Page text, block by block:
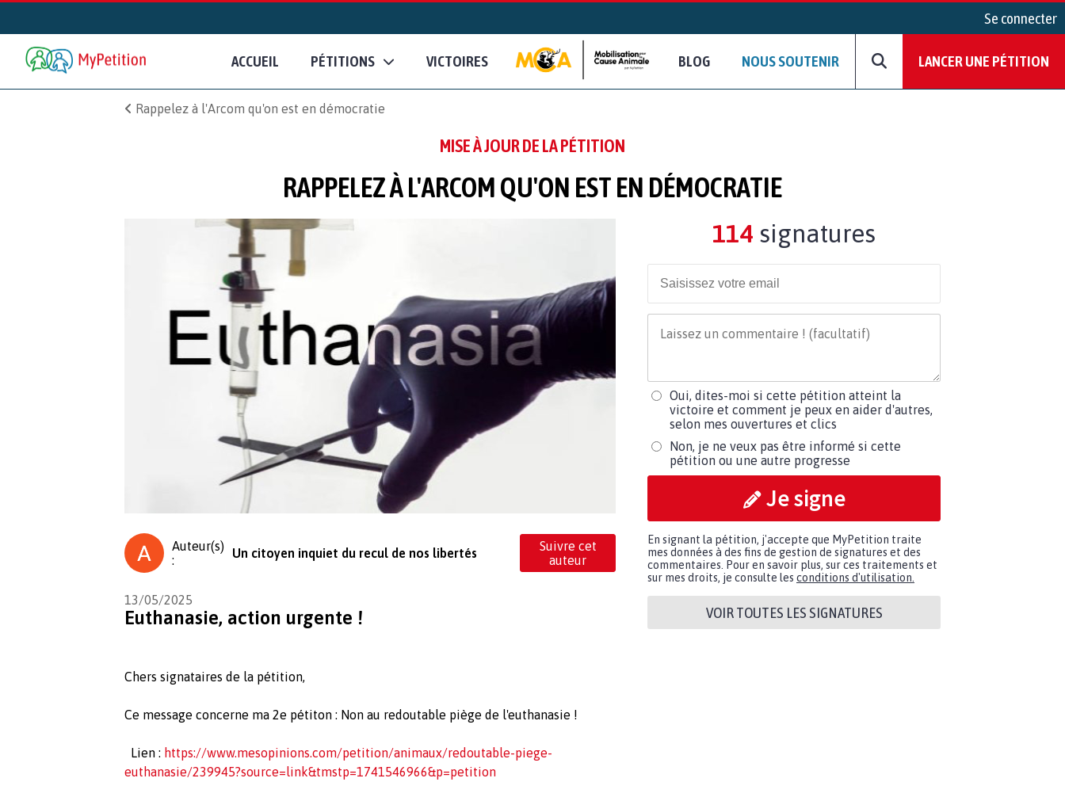
Se connecter
ACCUEIL PÉTITIONS VICTOIRES BLOG NOUS SOUTENIR LANCER UNE PÉTITION
Rappelez à l'Arcom qu'on est en démocratie
MISE À JOUR DE LA PÉTITION
RAPPELEZ À L'ARCOM QU'ON EST EN DÉMOCRATIE
Auteur(s)
:
Un citoyen inquiet du recul de nos libertés
Suivre cet
auteur
13/05/2025
Euthanasie, action urgente !
Chers signataires de la pétition,
Ce message concerne ma 2e pétiton : Non au redoutable piège de l'euthanasie !
Lien : https://www.mesopinions.com/petition/animaux/redoutable-piege-
euthanasie/239945?source=link&tmstp=1741546966&p=petition
114 signatures
Oui, dites-moi si cette pétition atteint la
victoire et comment je peux en aider d'autres,
selon mes ouvertures et clics
Non, je ne veux pas être informé si cette
pétition ou une autre progresse
Je signe
En signant la pétition, j'accepte que MyPetition traite
mes données à des fins de gestion de signatures et des
commentaires. Pour en savoir plus, sur ces traitements et
sur mes droits, je consulte les conditions d'utilisation.
VOIR TOUTES LES SIGNATURES